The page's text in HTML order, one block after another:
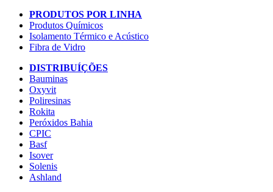
PRODUTOS POR LINHA
Produtos Químicos
Isolamento Térmico e Acústico
Fibra de Vidro
DISTRIBUÍÇÕES
Bauminas
Oxyvit
Poliresinas
Rokita
Peróxidos Bahia
CPIC
Basf
Isover
Solenis
Ashland